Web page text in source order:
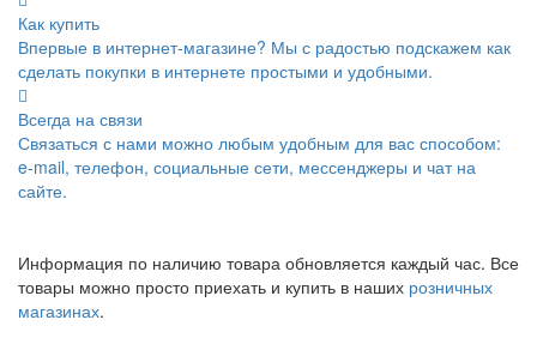
Как купить
Впервые в интернет-магазине? Мы с радостью подскажем как
сделать покупки в интернете простыми и удобными.
Всегда на связи
Связаться с нами можно любым удобным для вас способом:
e-mail, телефон, социальные сети, мессенджеры и чат на
сайте.
Информация по наличию товара обновляется каждый час. Все
товары можно просто приехать и купить в наших розничных
магазинах.